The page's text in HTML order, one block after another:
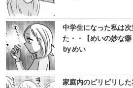
中学生になった私は
た・・【めいの妙な
by めい
家庭内のピリピリし